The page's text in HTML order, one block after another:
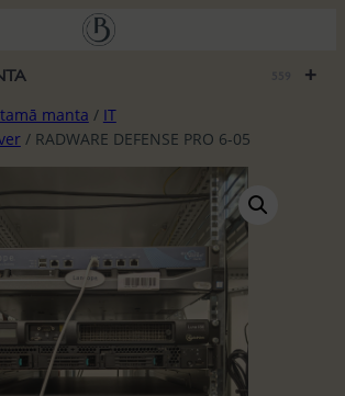
+
manta / IT
/ RADWARE DEFENSE PRO 6-05